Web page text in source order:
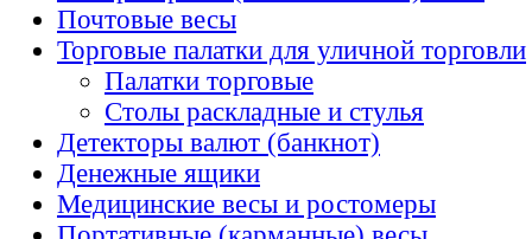
Почтовые весы
Торговые палатки для уличной торговли
Палатки торговые
Столы раскладные и стулья
Детекторы валют (банкнот)
Денежные ящики
Медицинские весы и ростомеры